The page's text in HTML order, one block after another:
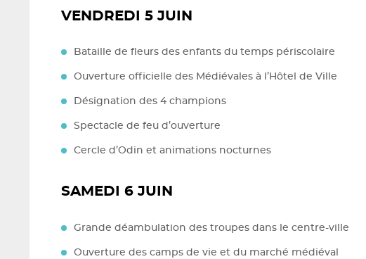
VENDREDI 5 JUIN
Bataille de fleurs des enfants du temps périscolaire
Ouverture officielle des Médiévales à l’Hôtel de Ville
Désignation des 4 champions
Spectacle de feu d’ouverture
Cercle d’Odin et animations nocturnes
SAMEDI 6 JUIN
Grande déambulation des troupes dans le centre-ville
Ouverture des camps de vie et du marché médiéval